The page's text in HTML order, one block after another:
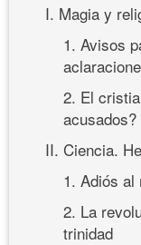
I. Magia y
1. Avisos
2. El
acusados?
II. Ciencia.
1. Adiós al
2. La
trinidad